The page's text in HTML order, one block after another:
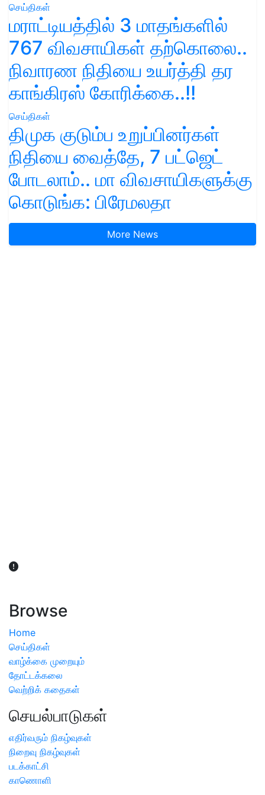
செய்திகள்
மராட்டியத்தில் 3 மாதங்களில்
767 விவசாயிகள் தற்கொலை..
நிவாரண நிதியை உயர்த்தி தர
காங்கிரஸ் கோரிக்கை..!!
செய்திகள்
திமுக குடும்ப உறுப்பினர்கள்
நிதியை வைத்தே, 7 பட்ஜெட்
போடலாம்.. மா விவசாயிகளுக்கு
கொடுங்க: பிரேமலதா
More News
Browse
Home
செய்திகள்
வாழ்க்கை முறையும்
தோட்டக்கலை
வெற்றிக் கதைகள்
செயல்பாடுகள்
எதிர்வரும் நிகழ்வுகள்
நிறைவு நிகழ்வுகள்
படக்காட்சி
காணொளி